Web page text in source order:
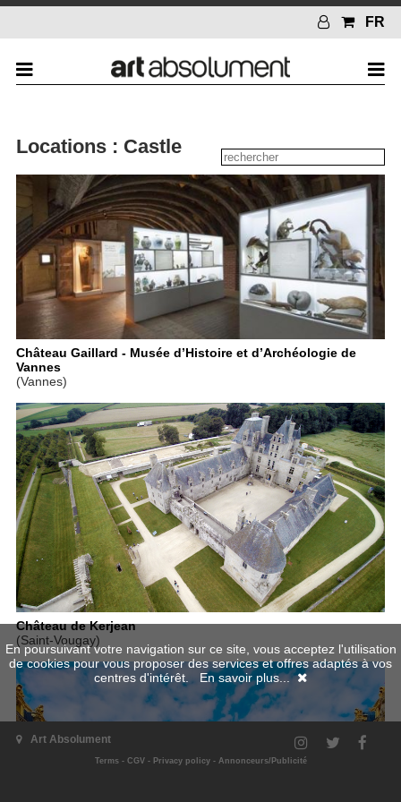
FR
Locations : Castle
Château Gaillard - Musée d’Histoire et d’Archéologie de
Vannes
(Vannes)
Château de Kerjean
(Saint-Vougay)
Art Absolument
Terms- CGV- Privacy policy- Annonceurs/Publicité
En poursuivant votre navigation sur ce site, vous acceptez l'utilisation
de cookies pour vous proposer des services et offres adaptés à vos
centres d'intérêt. En savoir plus...